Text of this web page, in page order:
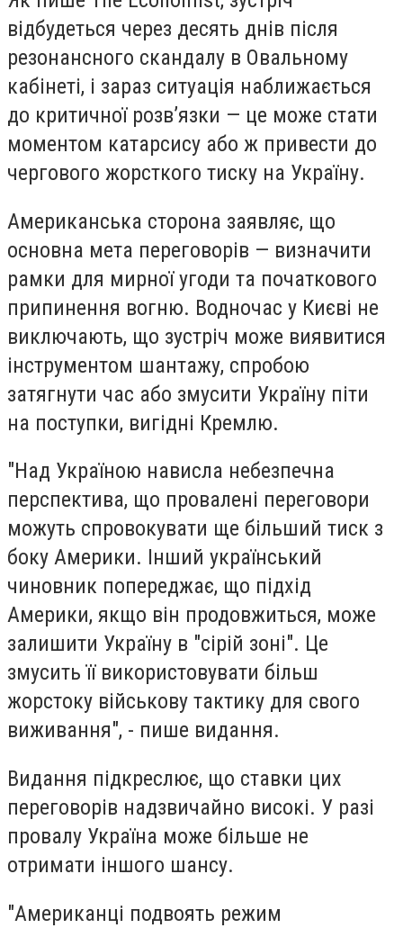
відбудеться через десять днів після
резонансного скандалу в Овальному
кабінеті, і зараз ситуація наближається
до критичної розв’язки — це може стати
моментом катарсису або ж привести до
чергового жорсткого тиску на Україну.
Американська сторона заявляє, що
основна мета переговорів — визначити
рамки для мирної угоди та початкового
припинення вогню. Водночас у Києві не
виключають, що зустріч може виявитися
інструментом шантажу, спробою
затягнути час або змусити Україну піти
на поступки, вигідні Кремлю.
"Над Україною нависла небезпечна
перспектива, що провалені переговори
можуть спровокувати ще більший тиск з
боку Америки. Інший український
чиновник попереджає, що підхід
Америки, якщо він продовжиться, може
залишити Україну в "сірій зоні". Це
змусить її використовувати більш
жорстоку військову тактику для свого
виживання", - пише видання.
Видання підкреслює, що ставки цих
переговорів надзвичайно високі. У разі
провалу Україна може більше не
отримати іншого шансу.
"Американці подвоять режим